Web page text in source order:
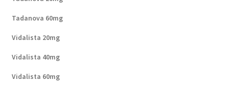
Tadanova 60mg
Vidalista 20mg
Vidalista 40mg
Vidalista 60mg